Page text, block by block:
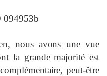
avons une vue
la grande majorité est
peut-être